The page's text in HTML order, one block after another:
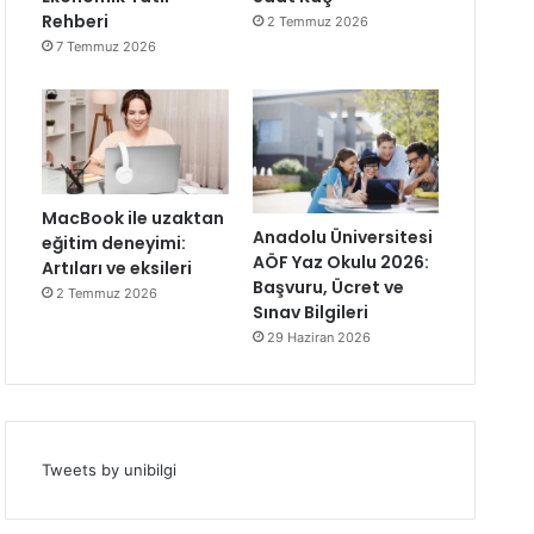
Rehberi
7 Temmuz 2026
2 Temmuz 2026
MacBook ile uzaktan
eğitim deneyimi:
Artıları ve eksileri
2 Temmuz 2026
Anadolu Üniversitesi
AÖF Yaz Okulu 2026:
Başvuru, Ücret ve
Sınav Bilgileri
29 Haziran 2026
Tweets by unibilgi